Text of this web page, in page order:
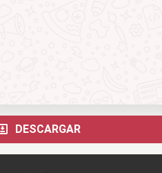
DESCARGAR